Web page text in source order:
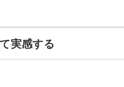
実感する